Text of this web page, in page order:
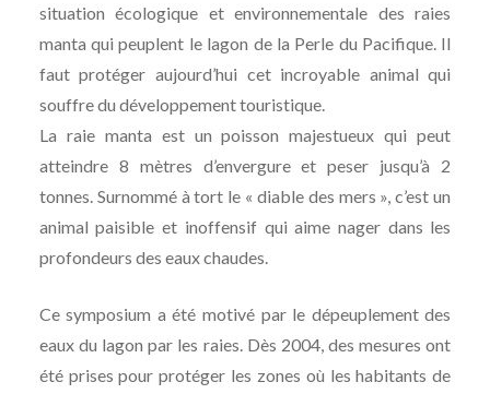
situation écologique et environnementale des raies
manta qui peuplent le lagon de la Perle du Pacifique. Il
faut protéger aujourd’hui cet incroyable animal qui
souffre du développement touristique.
La raie manta est un poisson majestueux qui peut
atteindre 8 mètres d’envergure et peser jusqu’à 2
tonnes. Surnommé à tort le « diable des mers », c’est un
animal paisible et inoffensif qui aime nager dans les
profondeurs des eaux chaudes.
Ce symposium a été motivé par le dépeuplement des
eaux du lagon par les raies. Dès 2004, des mesures ont
été prises pour protéger les zones où les habitants de